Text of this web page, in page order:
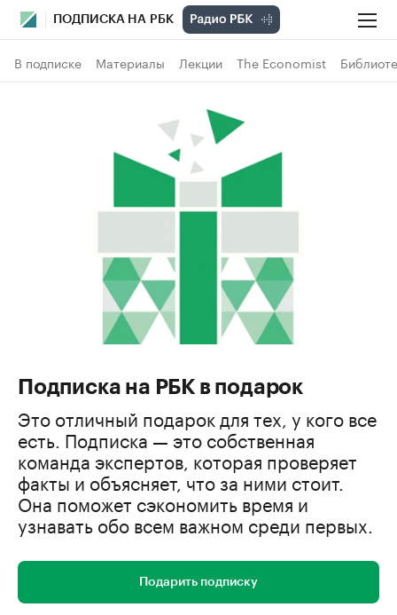
ПОДПИСКА НА РБК
В подписке Материалы Лекции The Economist
Подписка на РБК в подарок
Это отличный подарок для тех, у кого все
есть. Подписка — это собственная
команда экспертов, которая проверяет
факты и объясняет, что за ними стоит.
Она поможет сэкономить время и
узнавать обо всем важном среди первых.
Подарить подписку